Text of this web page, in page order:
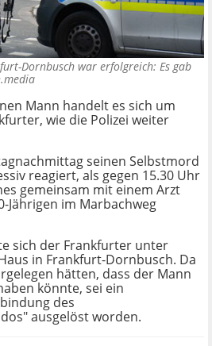
Dornbusch war erfolgreich: Es gab
Mann handelt es sich um
wie die Polizei weiter
seinen Selbstmord
reagiert, als gegen 15.30 Uhr
gemeinsam mit einem Arzt
Jährigen im Marbachweg
sich der Frankfurter unter
in Frankfurt-Dornbusch. Da
hätten, dass der Mann
könnte, sei ein
des
ausgelöst worden.